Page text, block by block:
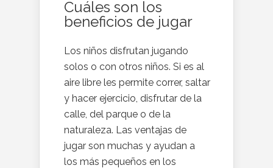
Cuáles son los
beneficios de jugar
Los niños disfrutan jugando
solos o con otros niños. Si es al
aire libre les permite correr, saltar
y hacer ejercicio, disfrutar de la
calle, del parque o de la
naturaleza. Las ventajas de
jugar son muchas y ayudan a
los más pequeños en los